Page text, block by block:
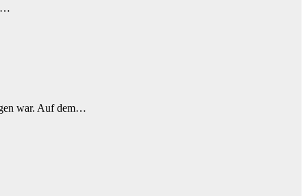
war. Auf dem…